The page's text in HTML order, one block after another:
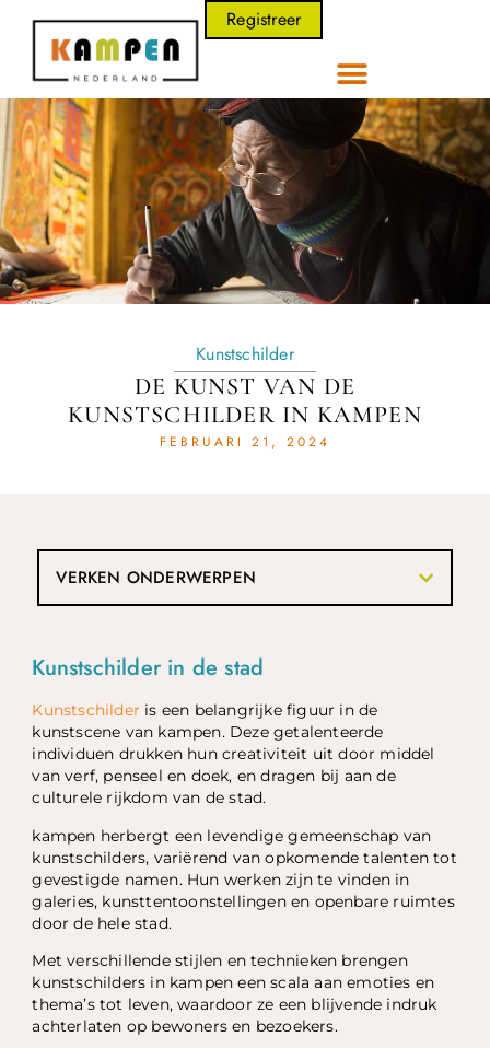
Registreer
Kunstschilder
DE KUNST VAN DE
KUNSTSCHILDER IN KAMPEN
FEBRUARI 21, 2024
Kunstschilder in de stad
Kunstschilder is een belangrijke figuur in de
kunstscene van kampen. Deze getalenteerde
individuen drukken hun creativiteit uit door middel
van verf, penseel en doek, en dragen bij aan de
culturele rijkdom van de stad.
kampen herbergt een levendige gemeenschap van
kunstschilders, variërend van opkomende talenten tot
gevestigde namen. Hun werken zijn te vinden in
galeries, kunsttentoonstellingen en openbare ruimtes
door de hele stad.
Met verschillende stijlen en technieken brengen
kunstschilders in kampen een scala aan emoties en
thema’s tot leven, waardoor ze een blijvende indruk
achterlaten op bewoners en bezoekers.
VERKEN ONDERWERPEN